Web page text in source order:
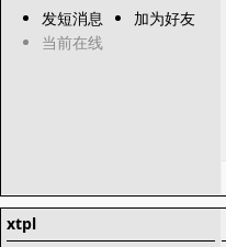
发短消息
加为好友
当前在线
xtpl